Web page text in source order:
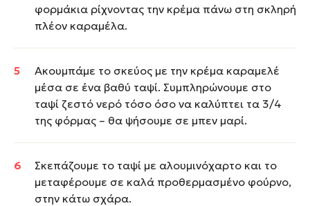
φορμάκια ρίχνοντας την κρέμα πάνω στη σκληρή
πλέον καραμέλα.
Ακουμπάμε το σκεύος με την κρέμα καραμελέ
μέσα σε ένα βαθύ ταψί. Συμπληρώνουμε στο
ταψί ζεστό νερό τόσο όσο να καλύπτει τα 3/4
της φόρμας – θα ψήσουμε σε μπεν μαρί.
Σκεπάζουμε το ταψί με αλουμινόχαρτο και το
μεταφέρουμε σε καλά προθερμασμένο φούρνο,
στην κάτω σχάρα.